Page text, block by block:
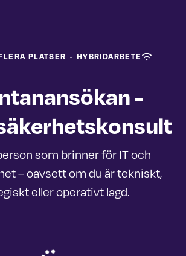
PLATSER · HYBRIDARBETE
-
som brinner för IT och
– oavsett om du är tekniskt,
eller operativt lagd.